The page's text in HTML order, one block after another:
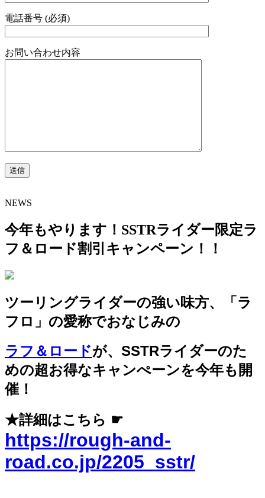
電話番号 (必須)
お問い合わせ内容
NEWS
今年もやります！SSTRライダー限定ラ
フ＆ロード割引キャンペーン！！
ツーリングライダーの強い味方、「ラ
フロ」の愛称でおなじみの
ラフ＆ロードが、SSTRライダーのた
めの超お得なキャンぺーンを今年も開
催！
★詳細はこちら ☛
https://rough-and-
road.co.jp/2205_sstr/